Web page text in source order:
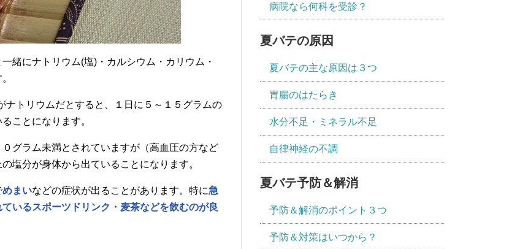
緒にナトリウム(塩)・カルシウム・カリウム・
トリウムだとすると、１日に５～１５グラムの
ことになります。
グラム未満とされていますが（高血圧の方など
塩分が身体から出ていることになります。
めまいなどの症状が出ることがあります。特に急
いるスポーツドリンク・麦茶などを飲むのが良
病院なら何科を受診？
夏バテの原因
夏バテの主な原因は３つ
胃腸のはたらき
水分不足・ミネラル不足
自律神経の不調
夏バテ予防＆解消
予防＆解消のポイント３つ
予防＆対策はいつから？